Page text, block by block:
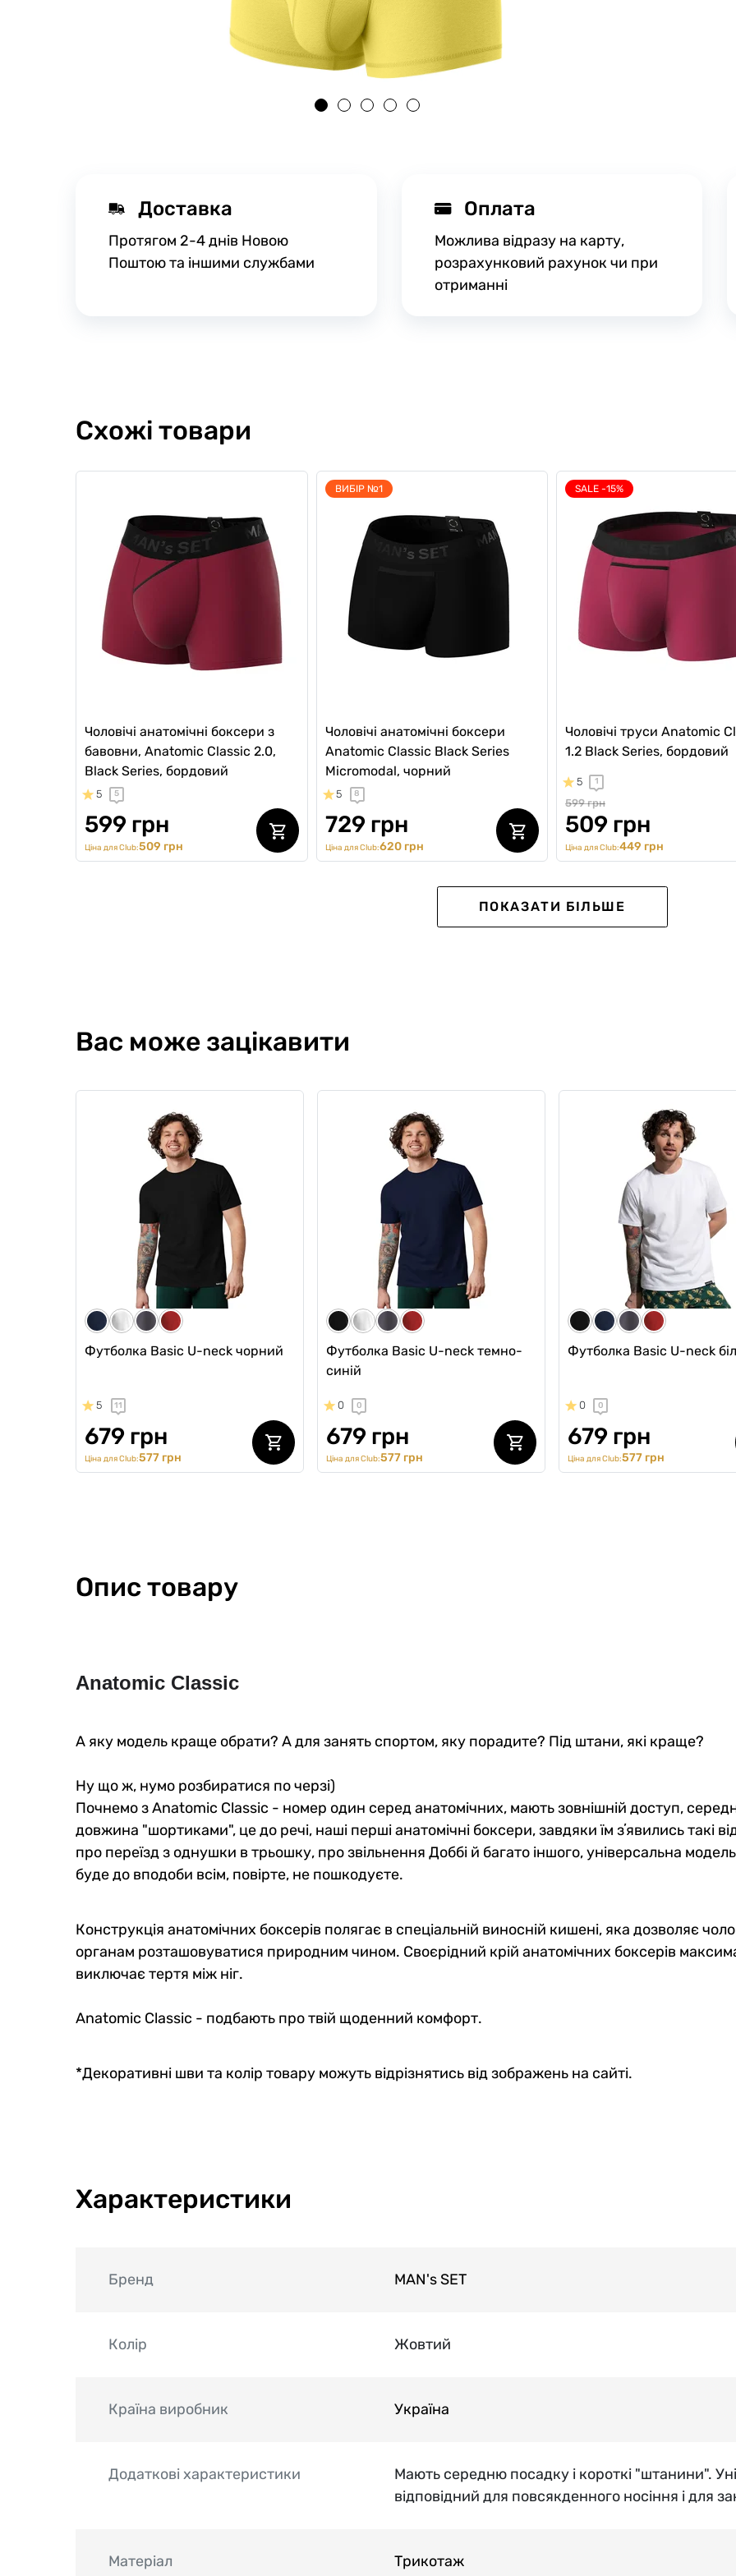
Доставка
Протягом 2-4 днів Новою
Поштою та іншими службами
Оплата
Можлива відразу на карту,
розрахунковий рахунок чи при
отриманні
Схожі товари
Чоловічі анатомічні боксери з
бавовни, Anatomic Classic 2.0,
Black Series, бордовий
5 5
599 грн
Ціна для Club:509 грн
ВИБІР №1
Чоловічі анатомічні боксери
Anatomic Classic Black Series
Micromodal, чорний
5 8
729 грн
Ціна для Club:620 грн
SALE -15%
Чоловічі труси Anatomic
1.2 Black Series, бордовий
5 1
599 грн
509 грн
Ціна для Club:449 грн
Чоловічі анатомічні боксери
Anatomic Classic 2.0, Color Series,
Секс машина
639 грн
Ціна для Club:559 грн
Чоловічі боксери із бавовни з
сіткою, Anatomic Classic Light,
Silver Series, жовтий
567 грн
Ціна для Club:496 грн
NEW Collection
Чоловічі боксери з бавовни,
Anatomic Classic 2.0, Silver
599 грн
509 грн
ПОКАЗАТИ БІЛЬШЕ
Вас може зацікавити
Футболка Basic U-neck чорний
5 11
679 грн
Ціна для Club:577 грн
Футболка Basic U-neck темно-
синій
0 0
679 грн
Ціна для Club:577 грн
Футболка Basic U-neck
0 0
679 грн
Ціна для Club:577 грн
Опис товару
Anatomic Classic
А яку модель краще обрати? А для занять спортом, яку порадите? Під штани, які краще?
Ну що ж, нумо розбиратися по черзі)
Почнемо з Anatomic Classic - номер один серед анатомічних, мають зовнішній доступ,
довжина "шортиками", це до речі, наші перші анатомічні боксери, завдяки їм зʼявились такі
про переїзд з однушки в трьошку, про звільнення Доббі й багато іншого, універсальна
буде до вподоби всім, повірте, не пошкодуєте.
Конструкція анатомічних боксерів полягає в спеціальній виносній кишені, яка дозволяє
органам розташовуватися природним чином. Своєрідний крій анатомічних боксерів
виключає тертя між ніг.
Anatomic Classic - подбають про твій щоденний комфорт.
*Декоративні шви та колір товару можуть відрізнятись від зображень на сайті.
Характеристики
Бренд MAN's SET
Колір Жовтий
Країна виробник Україна
Додаткові характеристики
Мають середню посадку і короткі "штанини".
відповідний для повсякденного носіння і для
Матеріал Трикотаж